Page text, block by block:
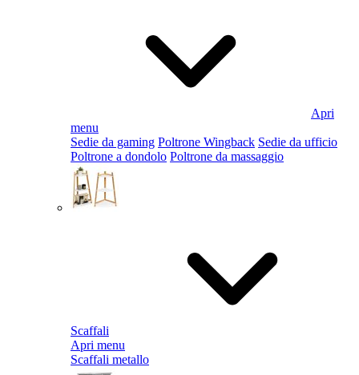
Apri
menu
Sedie da gaming Poltrone Wingback Sedie da ufficio
Poltrone a dondolo Poltrone da massaggio
Scaffali
Apri menu
Scaffali metallo